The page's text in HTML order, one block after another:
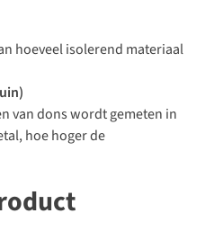
hoeveel isolerend materiaal
van dons wordt gemeten in
hoe hoger de